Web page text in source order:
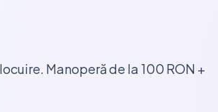
Manoperă de la 100 RON +